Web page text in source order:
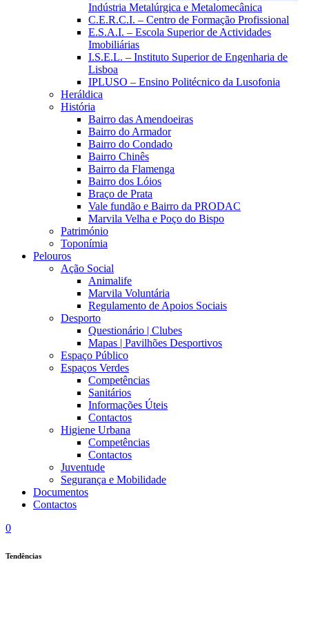
Indústria Metalúrgica e Metalomecânica
C.E.R.C.I. – Centro de Formação Profissional
E.S.A.I. – Escola Superior de Actividades
Imobiliárias
I.S.E.L. – Instituto Superior de Engenharia de
Lisboa
IPLUSO – Ensino Politécnico da Lusofonia
Heráldica
História
Bairro das Amendoeiras
Bairro do Armador
Bairro do Condado
Bairro Chinês
Bairro da Flamenga
Bairro dos Lóios
Braço de Prata
Vale fundão e Bairro da PRODAC
Marvila Velha e Poço do Bispo
Património
Toponímia
Pelouros
Ação Social
Animalife
Marvila Voluntária
Regulamento de Apoios Sociais
Desporto
Questionário | Clubes
Mapas | Pavilhões Desportivos
Espaço Público
Espaços Verdes
Competências
Sanitários
Informações Úteis
Contactos
Higiene Urbana
Competências
Contactos
Juventude
Segurança e Mobilidade
Documentos
Contactos
0
Tendências